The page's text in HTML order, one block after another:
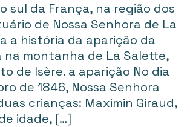
sul da França, na região dos
de Nossa Senhora de La
a história da aparição da
na montanha de La Salette,
de Isère. a aparição No dia
de 1846, Nossa Senhora
crianças: Maximin Giraud,
idade, […]